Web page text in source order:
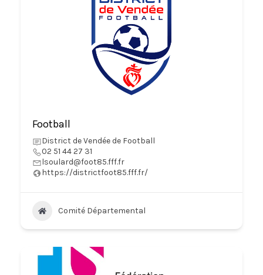
Football
District de Vendée de Football
02 51 44 27 31
lsoulard@foot85.fff.fr
https://districtfoot85.fff.fr/
Comité Départemental